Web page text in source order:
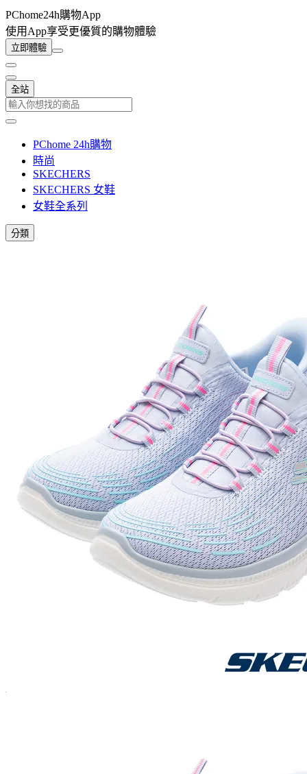
PChome24h購物App
使用App享受更優質的購物體驗
立即體驗
全站
PChome 24h購物
時尚
SKECHERS
SKECHERS 女鞋
女鞋全系列
分類